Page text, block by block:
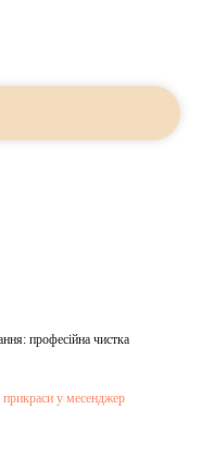
професійна чистка
у месенджер